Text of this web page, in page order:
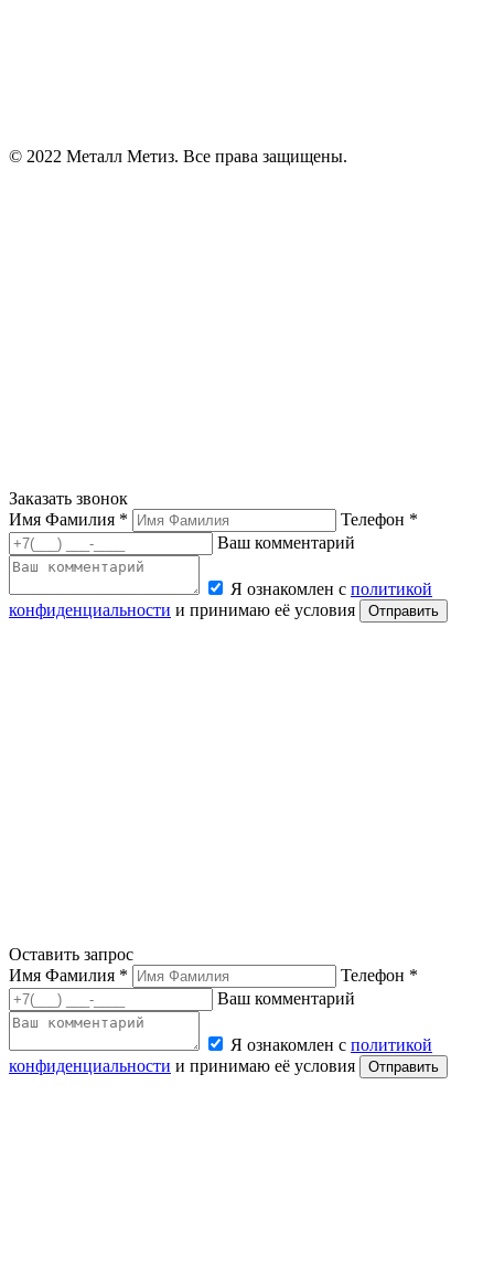
© 2022 Металл Метиз. Все права защищены.
Заказать звонок
Имя Фамилия *
Телефон *
Ваш комментарий
Я ознакомлен с политикой
конфиденциальности и принимаю её условия Отправить
Оставить запрос
Имя Фамилия *
Телефон *
Ваш комментарий
Я ознакомлен с политикой
конфиденциальности и принимаю её условия Отправить